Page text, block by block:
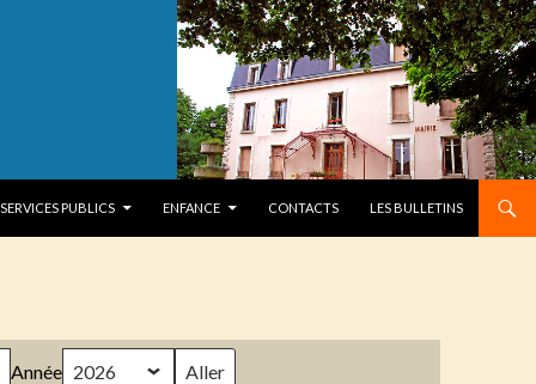
SERVICES PUBLICS ENFANCE CONTACTS LES BULLETINS
Année